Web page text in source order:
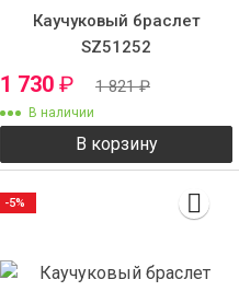
Каучуковый браслет
SZ51252
1 730 ₽ 1 821₽
В наличии
В корзину
-5%